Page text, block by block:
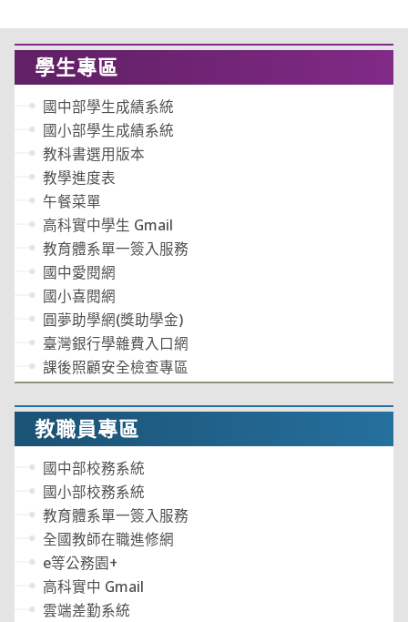
學生專區
國中部學生成績系統
國小部學生成績系統
教科書選用版本
教學進度表
午餐菜單
高科實中學生 Gmail
教育體系單一簽入服務
國中愛閱網
國小喜閱網
圓夢助學網(獎助學金)
臺灣銀行學雜費入口網
課後照顧安全檢查專區
教職員專區
國中部校務系統
國小部校務系統
教育體系單一簽入服務
全國教師在職進修網
e等公務園+
高科實中 Gmail
雲端差勤系統